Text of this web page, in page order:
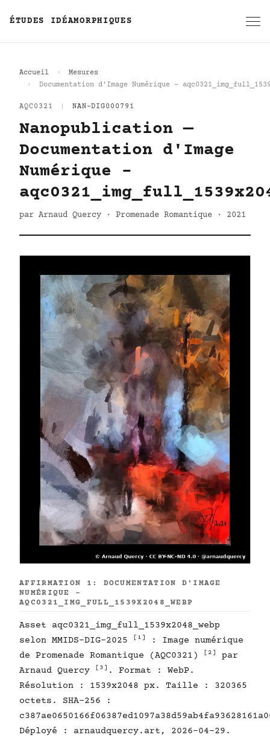
ÉTUDES IDÉAMORPHIQUES
Accueil
Mesures
Documentation d'Image Numérique -
AQC0321 NAN-DIG000791
Nanopublication —
Documentation d'Image
Numérique -
par Arnaud Quercy · Promenade Romantique · 2021
AFFIRMATION 1: DOCUMENTATION D'IMAGE
NUMÉRIQUE -
AQC0321_IMG_FULL_1539X2048_WEBP
Asset aqc0321_img_full_1539x2048_webp
selon MMIDS-DIG-2025
[1]
: Image numérique
de Promenade Romantique (AQC0321)
[2]
par
Arnaud Quercy
[3] . Format : WebP.
Résolution : 1539x2048 px. Taille : 320365
octets. SHA-256 :
Déployé : arnaudquercy.art, 2026-04-29.